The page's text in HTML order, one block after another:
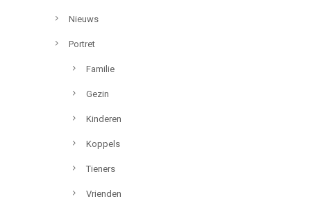
Nieuws
Portret
Familie
Gezin
Kinderen
Koppels
Tieners
Vrienden